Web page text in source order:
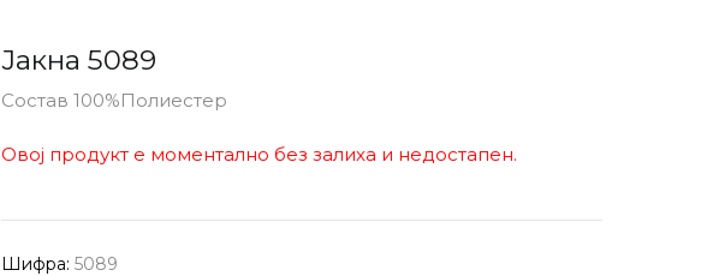
Јакна 5089
Состав 100%Полиестер
Овој продукт е моментално без залиха и недостапен.
Шифра: 5089